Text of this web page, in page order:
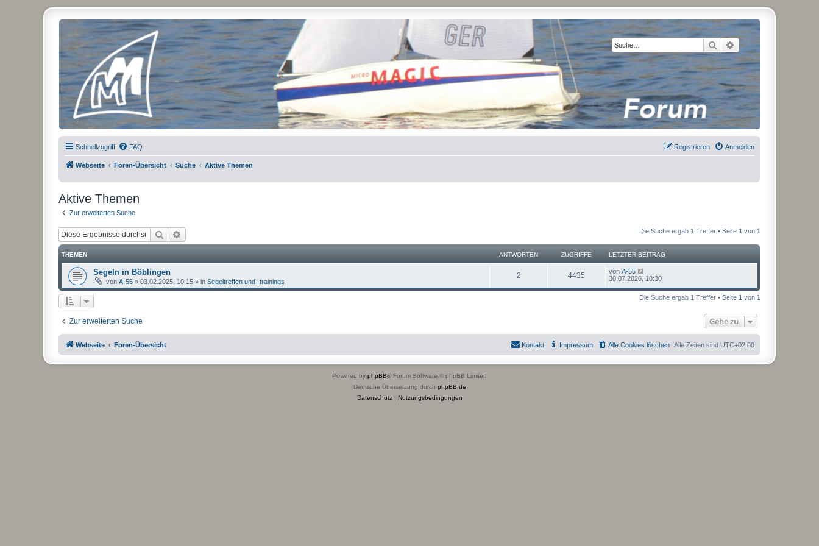
Suche Erweiterte Suche
Micro Magic Forum Deutschland
Schnellzugriff FAQ Anmelden
Registrieren
Webseite Foren-Übersicht Suche Aktive Themen
Aktive Themen
Zur erweiterten Suche
Suche Die Suche ergab 1 Treffer • Seite 1 von 1
THEMEN ANTWORTEN ZUGRIFFE LETZTER BEITRAG
Segeln in Böblingen
von A-55 » 03.02.2025, 10:15 » in Segeltreffen und -trainings
2 4435 von A-55
30.07.2026, 10:30
Die Suche ergab 1 Treffer • Seite 1 von 1
Zur erweiterten Suche Gehe zu
Webseite Foren-Übersicht Alle Zeiten sind UTC+02:00
Alle Cookies löschen
Impressum
Kontakt
Powered by phpBB® Forum Software © phpBB Limited
Deutsche Übersetzung durch phpBB.de
Datenschutz| Nutzungsbedingungen